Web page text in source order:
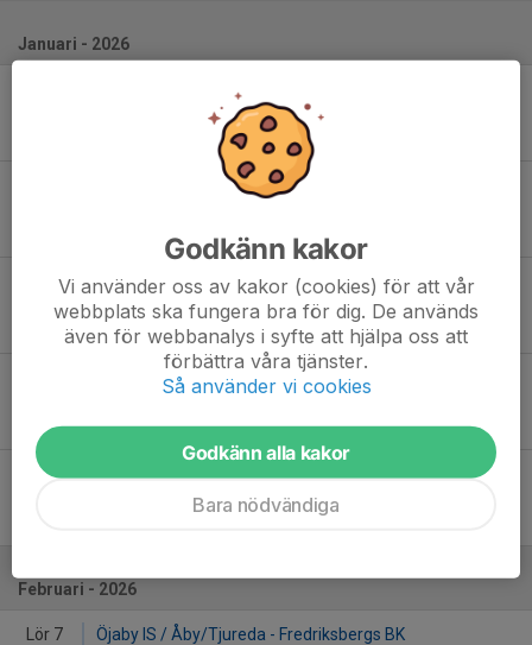
Januari - 2026
Nässjö Idrottsförening - Fredriksbergs BK
Tjust Bandy - Fredriksbergs BK
Lör 17
15:00
Fredriksbergs BK - Waggeryds Idrottsklubb
Lugnevi
2 -2
Fredriksbergs BK - Skirö Allmänna Idrottsklubb
11-0
Sön 25
Månsarps IF - Fredriksbergs BK
Februari - 2026
Lör 7
Öjaby IS / Åby/Tjureda - Fredriksbergs BK
Godkänn kakor
Vi använder oss av kakor (cookies) för att vår
webbplats ska fungera bra för dig. De används
även för webbanalys i syfte att hjälpa oss att
förbättra våra tjänster.
Så använder vi cookies
Godkänn alla kakor
Bara nödvändiga